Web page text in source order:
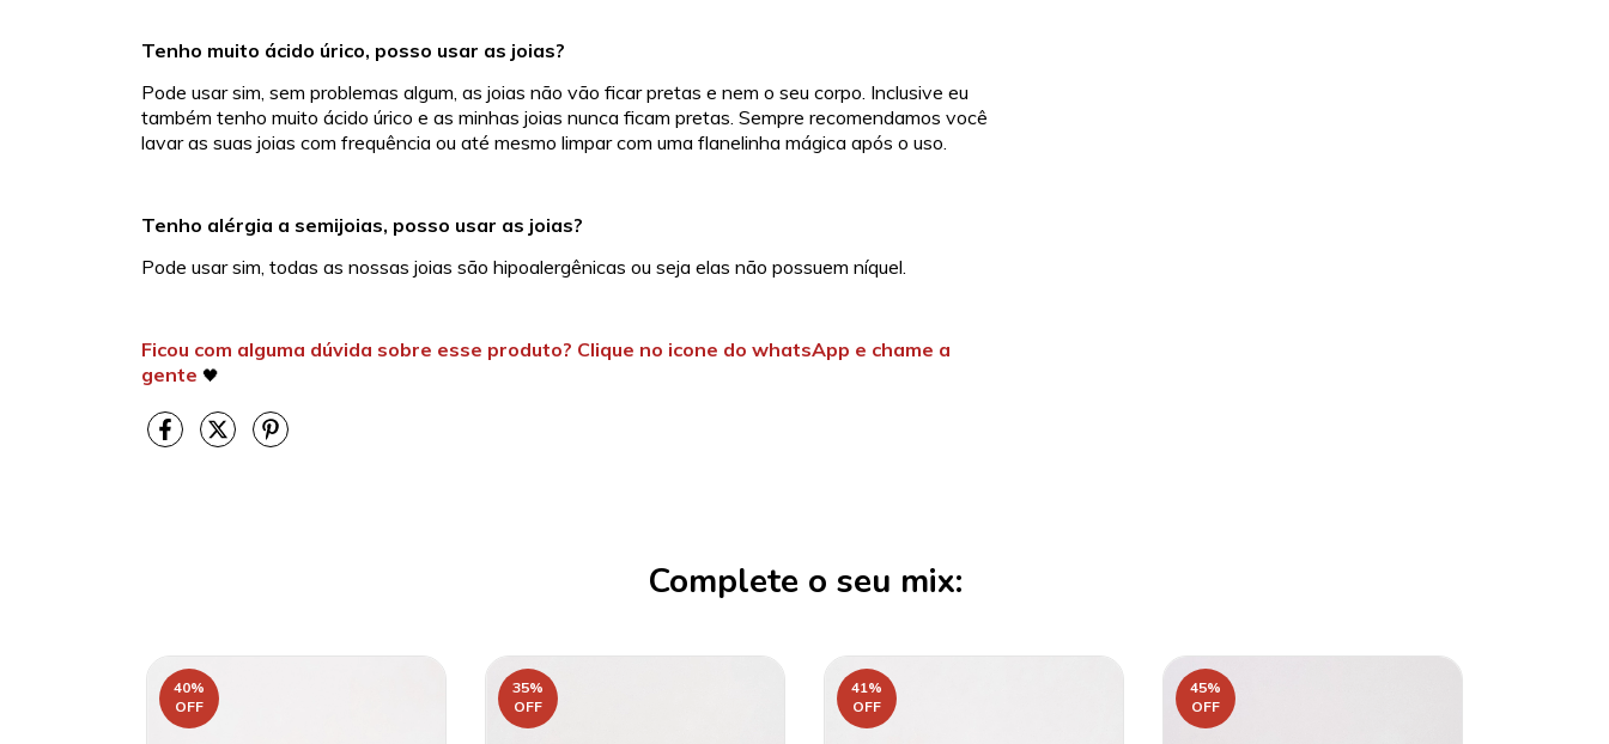
Tenho muito ácido úrico, posso usar as joias?
Pode usar sim, sem problemas algum, as joias não vão ficar pretas e nem o seu corpo. Inclusive eu
também tenho muito ácido úrico e as minhas joias nunca ficam pretas. Sempre recomendamos você
lavar as suas joias com frequência ou até mesmo limpar com uma flanelinha mágica após o uso.
Tenho alérgia a semijoias, posso usar as joias?
Pode usar sim, todas as nossas joias são hipoalergênicas ou seja elas não possuem níquel.
Ficou com alguma dúvida sobre esse produto? Clique no icone do whatsApp e chame a
gente 🖤
Complete o seu mix:
40%
OFF
35%
OFF
41%
OFF
45%
OFF